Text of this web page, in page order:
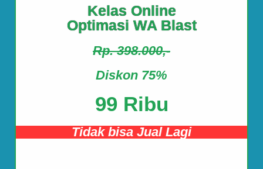
Kelas Online
Optimasi WA Blast
Rp. 398.000,-
Diskon 75%
99 Ribu
Tidak bisa Jual Lagi